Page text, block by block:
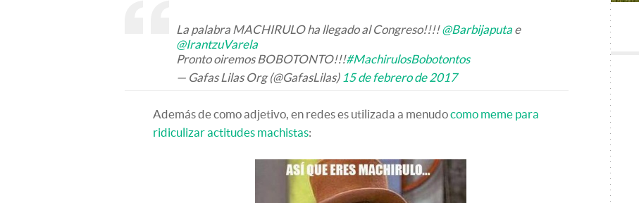
La palabra MACHIRULO ha llegado al Congreso!!!!@Barbijaputa e
@IrantzuVarela
Pronto oiremos BOBOTONTO!!!#MachirulosBobotontos
— Gafas Lilas Org (@GafasLilas) 15 de febrero de 2017
Además de como adjetivo, en redes es utilizada a menudocomo meme para
ridiculizar actitudes machistas: